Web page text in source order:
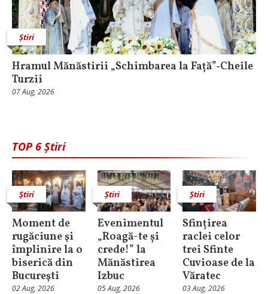
Știri
Hramul Mănăstirii „Schimbarea la Față”‑Cheile
Turzii
07 Aug, 2026
TOP 6 Știri
Știri
Moment de
rugăciune şi
împlinire la o
biserică din
Bucureşti
02 Aug, 2026
Știri
Evenimentul
„Roagă-te și
crede!” la
Mănăstirea
Izbuc
05 Aug, 2026
Știri
Sfințirea
raclei celor
trei Sfinte
Cuvioase de la
Văratec
03 Aug, 2026